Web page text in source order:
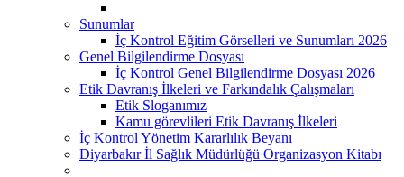
Sunumlar
İç Kontrol Eğitim Görselleri ve Sunumları 2026
Genel Bilgilendirme Dosyası
İç Kontrol Genel Bilgilendirme Dosyası 2026
Etik Davranış İlkeleri ve Farkındalık Çalışmaları
Etik Sloganımız
Kamu görevlileri Etik Davranış İlkeleri
İç Kontrol Yönetim Kararlılık Beyanı
Diyarbakır İl Sağlık Müdürlüğü Organizasyon Kitabı